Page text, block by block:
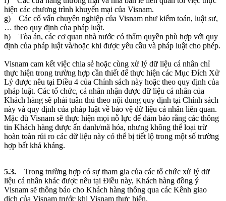
hiện các chương trình khuyến mại của Visnam.
g) Các cố vấn chuyên nghiệp của Visnam như kiểm toán, luật sư,
… theo quy định của pháp luật.
h) Tòa án, các cơ quan nhà nước có thẩm quyền phù hợp với quy
định của pháp luật và/hoặc khi được yêu cầu và pháp luật cho phép.
Visnam cam kết việc chia sẻ hoặc cùng xử lý dữ liệu cá nhân chỉ
thực hiện trong trường hợp cần thiết để thực hiện các Mục Đích Xử
Lý được nêu tại Điều 4 của Chính sách này hoặc theo quy định của
pháp luật. Các tổ chức, cá nhân nhận được dữ liệu cá nhân của
Khách hàng sẽ phải tuân thủ theo nội dung quy định tại Chính sách
này và quy định của pháp luật về bảo vệ dữ liệu cá nhân liên quan.
Mặc dù Visnam sẽ thực hiện mọi nỗ lực để đảm bảo rằng các thông
tin Khách hàng được ẩn danh/mã hóa, nhưng không thể loại trừ
hoàn toàn rủi ro các dữ liệu này có thể bị tiết lộ trong một số trường
hợp bất khả kháng.
5.3. Trong trường hợp có sự tham gia của các tổ chức xử lý dữ
liệu cá nhân khác được nêu tại Điều này, Khách hàng đồng ý
Visnam sẽ thông báo cho Khách hàng thông qua các Kênh giao
dịch của Visnam trước khi Visnam thực hiện.